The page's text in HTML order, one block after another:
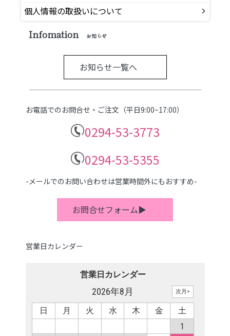
個人情報の取扱いについて
Infomation お知らせ
お知らせ一覧へ
お電話でのお問合せ・ご注文（平日9:00~17:00）
0294-53-3773
0294-53-5355
-メールでのお問い合わせは営業時間外にもおすすめ-
お問合せフォーム▶
営業日カレンダー